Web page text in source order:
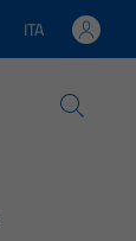
Lingua attiva:
ITA